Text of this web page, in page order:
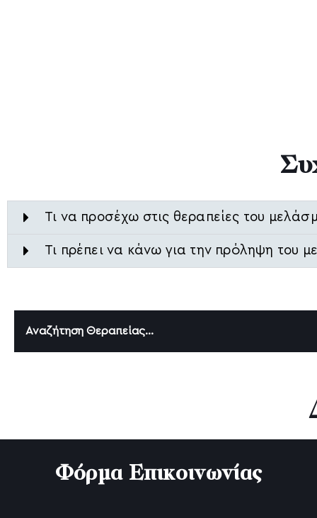
Τι να προσέχω στις θεραπείες του
Τι πρέπει να κάνω για την πρόληψη του
Αναζήτηση Θεραπείας...
Préime DermaFacial
Φόρμα Επικοινωνίας